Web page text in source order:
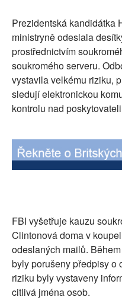
RUBRIKY
PLNÁ VERZE STRÁNEK
Prezidentská kandidátka
ministryně odeslala
prostřednictvím
soukromého serveru.
vystavila velkému riziku,
sledují elektronickou
kontrolu nad
FBI vyšetřuje kauzu
Clintonová doma v
odeslaných mailů.
byly porušeny předpisy o
riziku byly vystaveny
citlivá jména osob.